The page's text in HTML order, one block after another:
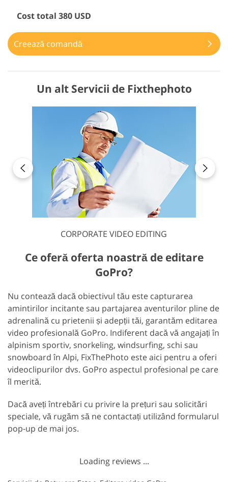
Cost total 380 USD
Creează comandă
Un alt Servicii de Fixthephoto
CORPORATE VIDEO EDITING
Ce oferă oferta noastră de editare
GoPro?
Nu contează dacă obiectivul tău este capturarea
amintirilor incitante sau partajarea aventurilor pline de
adrenalină cu prietenii și adepții tăi, garantăm editarea
video profesională GoPro. Indiferent dacă vă angajați în
alpinism sportiv, snorkeling, windsurfing, schi sau
snowboard în Alpi, FixThePhoto este aici pentru a oferi
videoclipurilor dvs. GoPro aspectul profesional pe care
îl merită.
Dacă aveți întrebări cu privire la prețuri sau solicitări
speciale, vă rugăm să ne contactați utilizând formularul
pop-up de mai jos.
Loading reviews ...